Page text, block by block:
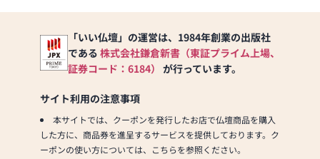
「いい仏壇」の運営は、1984年創業の出版社
である 株式会社鎌倉新書（東証プライム上場、
証券コード：6184） が行っています。
サイト利用の注意事項
本サイトでは、クーポンを発行したお店で仏壇商品を購入
した方に、商品券を進呈するサービスを提供しております。ク
ーポンの使い方については、こちらを参照ください。